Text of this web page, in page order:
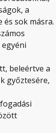
a
sok másra.
beleértve a
győztesére,